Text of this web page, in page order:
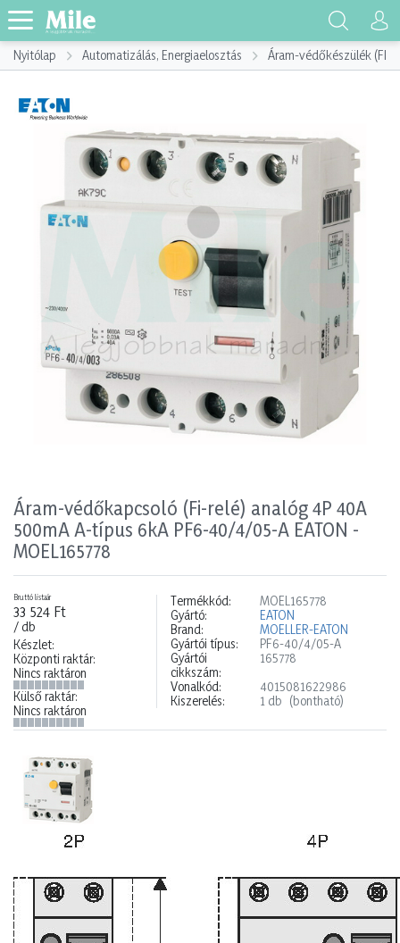
Nyitólap Automatizálás, Energiaelosztás Áram-védőkészülék (FI)
Áram-védőkapcsoló (Fi-relé) analóg 4P 40A
500mA A-típus 6kA PF6-40/4/05-A EATON -
MOEL165778
Bruttó listaár
33 524 Ft
/ db
Készlet:
Központi raktár:
Nincs raktáron
Külső raktár:
Nincs raktáron
Termékkód:
MOEL165778
Gyártó:
EATON
Brand:
MOELLER-EATON
Gyártói típus:
PF6-40/4/05-A
Gyártói
cikkszám:
165778
Vonalkód:
4015081622986
Kiszerelés:
1 db (bontható)